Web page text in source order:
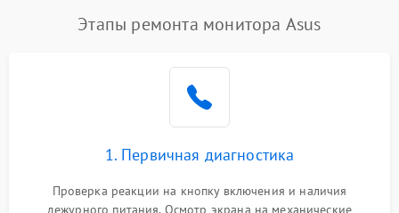
Этапы ремонта монитора Asus
1. Первичная диагностика
Проверка реакции на кнопку включения и наличия
дежурного питания. Осмотр экрана на механические